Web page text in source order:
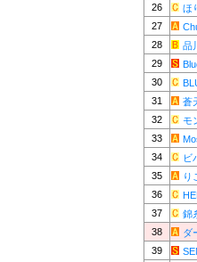
26
ほ
27
28
品
29
30
31
蒼
32
モ
33
34
ビ
35
り
36
37
錦
38
ダ
39